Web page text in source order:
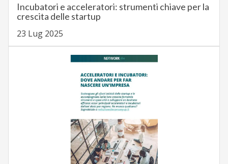
Incubatori e acceleratori: strumenti chiave per la
crescita delle startup
23 Lug 2025